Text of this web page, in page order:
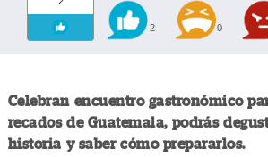
2 0
Celebran encuentro gastronómico
recados de Guatemala, podrás
historia y saber cómo prepararlos.